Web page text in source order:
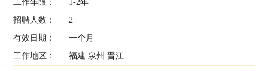
工作年限：
1-2年
招聘人数：
2
有效日期：
一个月
工作地区：
福建 泉州 晋江